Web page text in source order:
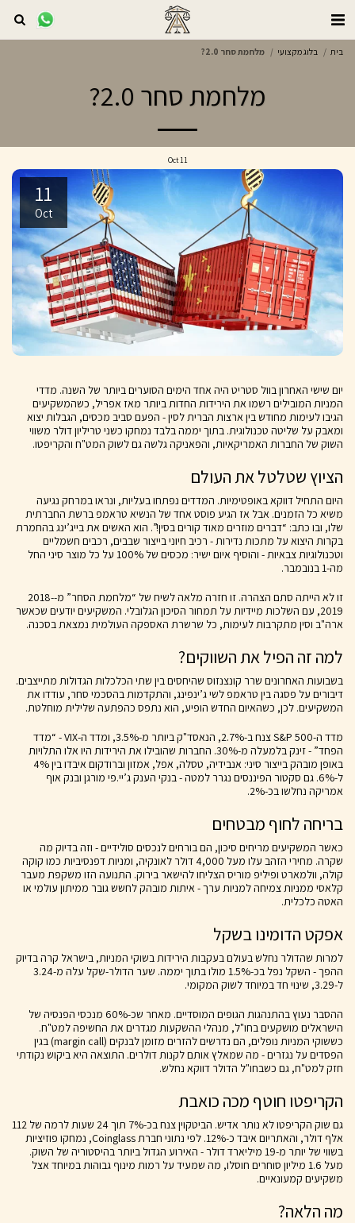
בית בלוג מקצועי מלחמת סחר 2.0?
מלחמת סחר 2.0?
11
Oct
11
Oct
יום שישי האחרון בוול סטריט היה אחד הימים הסוערים ביותר של השנה. מדדי
המניות המובילים רשמו את הירידות החדות ביותר מאז אפריל, כשהמשקיעים
הגיבו לעימות מחודש בין ארצות הברית לסין - הפעם סביב מכסים, הגבלות יצוא
ומאבק על שליטה טכנולוגית. בתוך יממה בלבד נמחקו כשני טריליון דולר משווי
השוק של החברות האמריקאיות, והפאניקה גלשה גם לשוק המט"ח והקריפטו.
הציוץ שטלטל את העולם
היום התחיל דווקא באופטימיות. המדדים נפתחו בעליות, ונראו במרחק נגיעה
משיא כל הזמנים. אבל אז הגיע פוסט אחד של הנשיא טראמפ ברשת החברתית
שלו, ובו כתב: “דברים מוזרים מאוד קורים בסין!”. הוא האשים את בייג’ינג בהחמרת
בקרות היצוא על מתכות נדירות - רכיב חיוני בייצור שבבים, רכבים חשמליים
וטכנולוגיות צבאיות - והוסיף איום ישיר: מכסים של 100% על כל מוצר סיני החל
מה-1 בנובמבר.
זו לא הייתה סתם הצהרה. זו חזרה מלאה לשיח של “מלחמת הסחר” מ-2018-
2019, עם השלכות מיידיות על תמחור הסיכון הגלובלי. המשקיעים יודעים שכאשר
ארה"ב וסין מתקרבות לעימות, כל שרשרת האספקה העולמית נמצאת בסכנה.
למה זה הפיל את השווקים?
בשבועות האחרונים שרר קונצנזוס שהיחסים בין שתי הכלכלות הגדולות מתייצבים.
דיבורים על פסגה בין טראמפ לשי ג’ינפינג, והתקדמות בהסכמי סחר, עודדו את
המשקיעים. לכן, כשהאיום החדש הופיע, הוא נתפס כהפתעה שלילית מוחלטת.
מדד ה-S&P 500 צנח ב-2.7%, הנאסד"ק ביותר מ-3.5%, ומדד ה-VIX - “מדד
הפחד” - זינק בלמעלה מ-30%. החברות שהובילו את הירידות היו אלו התלויות
באופן מובהק בייצור סיני: אנבידיה, טסלה, אפל, אמזון וברודקום איבדו בין 4%
ל-6%. גם סקטור הפיננסים נגרר למטה - בנקי הענק ג’יי.פי מורגן ובנק אוף
אמריקה נחלשו בכ-2%.
בריחה לחוף מבטחים
כאשר המשקיעים מריחים סיכון, הם בורחים לנכסים סולידיים - וזה בדיוק מה
שקרה. מחירי הזהב עלו מעל 4,000 דולר לאונקיה, ומניות דפנסיביות כמו קוקה
קולה, וולמארט ופיליפ מוריס הצליחו להישאר בירוק. התנועה הזו משקפת מעבר
קלאסי ממניות צמיחה למניות ערך - איתות מובהק לחשש גובר ממיתון עולמי או
האטה כלכלית.
אפקט הדומינו בשקל
למרות שהדולר נחלש בעולם בעקבות הירידות בשוקי המניות, בישראל קרה בדיוק
ההפך - השקל נפל בכ-1.5% מולו בתוך יממה. שער הדולר-שקל עלה מ-3.24
ל-3.29, שינוי חד במיוחד לשוק המקומי.
ההסבר נעוץ בהתנהגות הגופים המוסדיים. מאחר שכ-60% מנכסי הפנסיה של
הישראלים מושקעים בחו"ל, מנהלי ההשקעות מגדרים את החשיפה למט"ח.
כששוקי המניות נופלים, הם נדרשים להזרים מזומן לבנקים (margin call) בגין
הפסדים על נגזרים - מה שמאלץ אותם לקנות דולרים. התוצאה היא ביקוש נקודתי
חזק למט"ח, גם כשבחו"ל הדולר דווקא נחלש.
הקריפטו חוטף מכה כואבת
גם שוק הקריפטו לא נותר אדיש. הביטקוין צנח בכ-7% תוך 24 שעות לרמה של 112
אלף דולר, והאתריום איבד כ-12%. לפי נתוני חברת Coinglass, נמחקו פוזיציות
בשווי של יותר מ-19 מיליארד דולר - האירוע הגדול ביותר בהיסטוריה של השוק.
מעל 1.6 מיליון סוחרים חוסלו, מה שמעיד על רמות מינוף גבוהות במיוחד אצל
משקיעים קמעונאיים.
מה הלאה?